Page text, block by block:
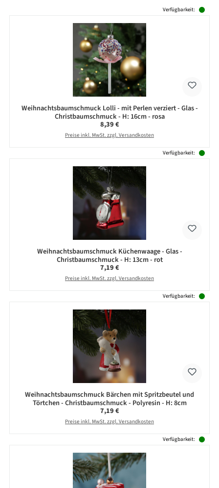
Verfügbarkeit:
Weihnachtsbaumschmuck Lolli - mit Perlen verziert - Glas -
Christbaumschmuck - H: 16cm - rosa
Regulärer Preis:
8,39 €
Preise inkl. MwSt. zzgl. Versandkosten
Verfügbarkeit:
Weihnachtsbaumschmuck Küchenwaage - Glas -
Christbaumschmuck - H: 13cm - rot
Regulärer Preis:
7,19 €
Preise inkl. MwSt. zzgl. Versandkosten
Verfügbarkeit:
Weihnachtsbaumschmuck Bärchen mit Spritzbeutel und
Törtchen - Christbaumschmuck - Polyresin - H: 8cm
Regulärer Preis:
7,19 €
Preise inkl. MwSt. zzgl. Versandkosten
Verfügbarkeit: